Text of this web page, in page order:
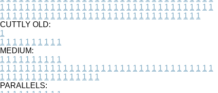
1 1 1 1 1 1 1 1 1 1 1 1 1 1 1 1 1 1 1 1 1 1 1 1 1 1 1 1 1 1 1 1 1 1
1 1 1 1 1 1 1 1 1 1 1 1 1 1 1 1 1 1 1 1 1 1 1 1 1 1 1 1 1 1 1 1
CUTTLY OLD:
1
1 1 1 1 1 1 1 1 1 1
MEDIUM:
1 1 1 1 1 1 1 1 1 1
1 1 1 1 1 1 1 1 1 1 1 1 1 1 1 1 1 1 1 1 1 1 1 1 1 1 1 1 1 1 1 1 1 1
1 1 1 1 1 1 1 1 1 1 1 1 1 1 1 1
PARALLELS: